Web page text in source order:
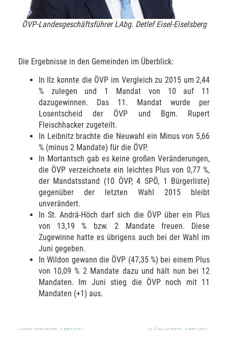
ÖVP-Landesgeschäftsführer LAbg. Detlef Eisel-Eiselsberg
Die Ergebnisse in den Gemeinden im Überblick:
In Ilz konnte die ÖVP im Vergleich zu 2015 um 2,44
% zulegen und 1 Mandat von 10 auf 11
dazugewinnen. Das 11. Mandat wurde per
Losentscheid der ÖVP und Bgm. Rupert
Fleischhacker zugeteilt.
In Leibnitz brachte die Neuwahl ein Minus von 5,66
% (minus 2 Mandate) für die ÖVP.
In Mortantsch gab es keine großen Veränderungen,
die ÖVP verzeichnete ein leichtes Plus von 0,77 %,
der Mandatsstand (10 ÖVP, 4 SPÖ, 1 Bürgerliste)
gegenüber der letzten Wahl 2015 bleibt
unverändert.
In St. Andrä-Höch darf sich die ÖVP über ein Plus
von 13,19 % bzw. 2 Mandate freuen. Diese
Zugewinne hatte es übrigens auch bei der Wahl im
Juni gegeben.
In Wildon gewann die ÖVP (47,35 %) bei einem Plus
von 10,09 % 2 Mandate dazu und hält nun bei 12
Mandaten. Im Juni stieg die ÖVP noch mit 11
Mandaten (+1) aus.
VORHERIGER ARTIKEL NÄCHSTER ARTIKEL